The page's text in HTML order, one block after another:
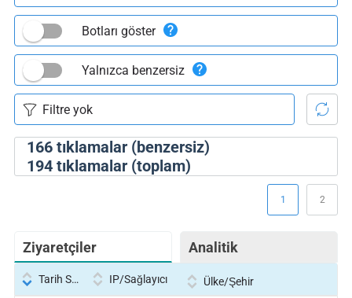
166tıklamalar (benzersiz)
194tıklamalar (toplam)
Botları göster
Yalnızca benzersiz
Ziyaretçiler Analitik
1 2
Tarih Saati IP/Sağlayıcı Ülke/Şehir